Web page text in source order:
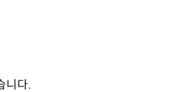
니다.